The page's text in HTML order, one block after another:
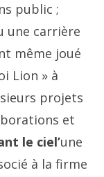
public ;
une carrière
même joué
Lion » à
projets
et
le ciel’une
à la firme